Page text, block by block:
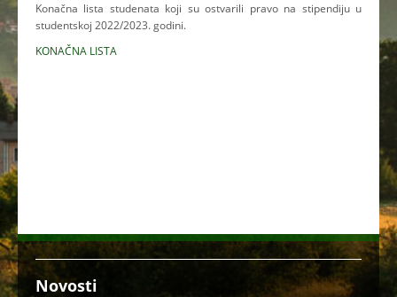
Konačna lista studenata koji su ostvarili pravo na stipendiju u
studentskoj 2022/2023. godini.
KONAČNA LISTA
Novosti